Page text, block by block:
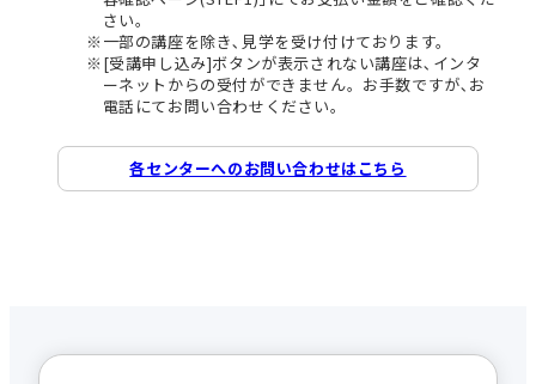
さい。
一部の講座を除き､見学を受け付けております。
[受講申し込み]ボタンが表示されない講座は､インタ
ーネットからの受付ができません。お手数ですが､お
電話にてお問い合わせください。
各センターへのお問い合わせはこちら